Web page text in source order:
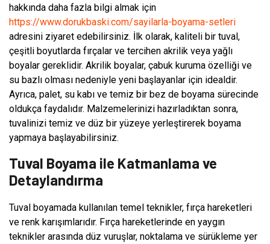
hakkında daha fazla bilgi almak için
https://www.dorukbaski.com/sayilarla-boyama-setleri
adresini ziyaret edebilirsiniz. İlk olarak, kaliteli bir tuval,
çeşitli boyutlarda fırçalar ve tercihen akrilik veya yağlı
boyalar gereklidir. Akrilik boyalar, çabuk kuruma özelliği ve
su bazlı olması nedeniyle yeni başlayanlar için idealdir.
Ayrıca, palet, su kabı ve temiz bir bez de boyama sürecinde
oldukça faydalıdır. Malzemelerinizi hazırladıktan sonra,
tuvalinizi temiz ve düz bir yüzeye yerleştirerek boyama
yapmaya başlayabilirsiniz.
Tuval Boyama ile Katmanlama ve
Detaylandırma
Tuval boyamada kullanılan temel teknikler, fırça hareketleri
ve renk karışımlarıdır. Fırça hareketlerinde en yaygın
teknikler arasında düz vuruşlar, noktalama ve sürükleme yer